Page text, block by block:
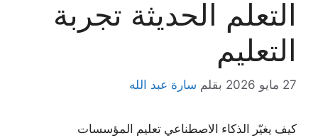
التعلم الحديثة تجربة
التعليم
27 مايو 2026 بقلم سارة عبد الله
كيف يغيّر الذكاء الاصطناعي تعليم المؤسسات